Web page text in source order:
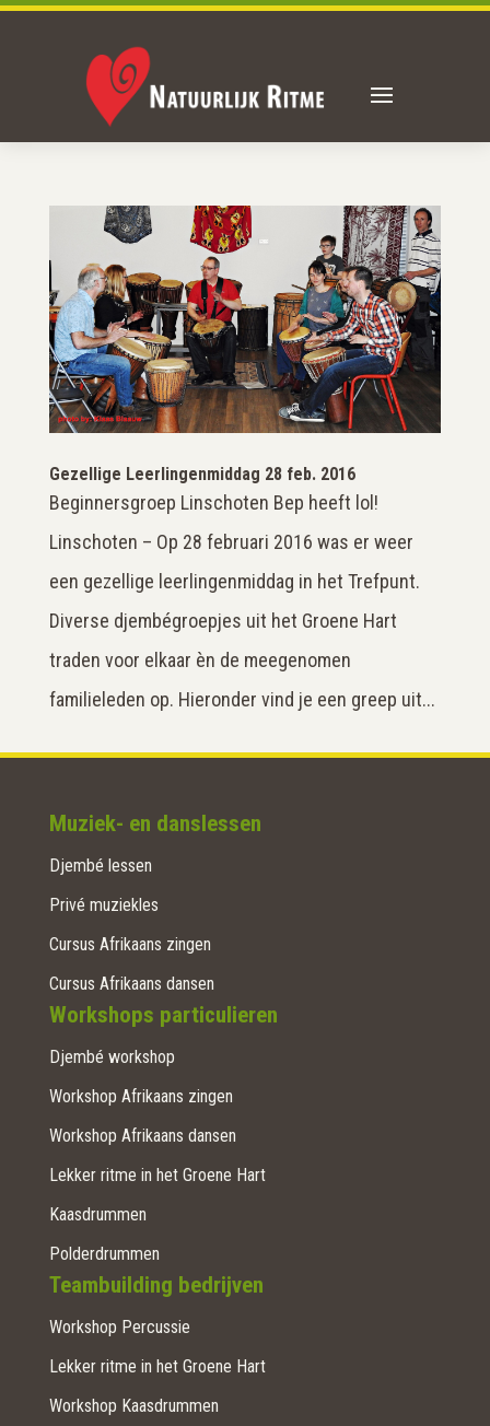
Gezellige Leerlingenmiddag 28 feb. 2016
Beginnersgroep Linschoten Bep heeft lol!
Linschoten – Op 28 februari 2016 was er weer
een gezellige leerlingenmiddag in het Trefpunt.
Diverse djembégroepjes uit het Groene Hart
traden voor elkaar èn de meegenomen
familieleden op. Hieronder vind je een greep uit...
Muziek- en danslessen
Djembé lessen
Privé muziekles
Cursus Afrikaans zingen
Cursus Afrikaans dansen
Workshops particulieren
Djembé workshop
Workshop Afrikaans zingen
Workshop Afrikaans dansen
Lekker ritme in het Groene Hart
Kaasdrummen
Polderdrummen
Teambuilding bedrijven
Workshop Percussie
Lekker ritme in het Groene Hart
Workshop Kaasdrummen